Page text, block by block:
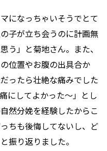
になっちゃいそうでとて
子が立ち会うのに計画無
う」と菊地さん。また、
位置やお腹の出具合か
ったら壮絶な痛みでした
にしてよかった～」とし
然分娩を経験したからこ
ちも後悔してないし、ど
振り返りました。